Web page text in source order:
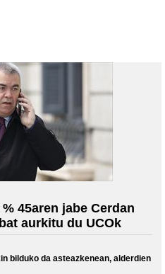
45aren jabe Cerdan
aurkitu du UCOk
bilduko da asteazkenean, alderdien